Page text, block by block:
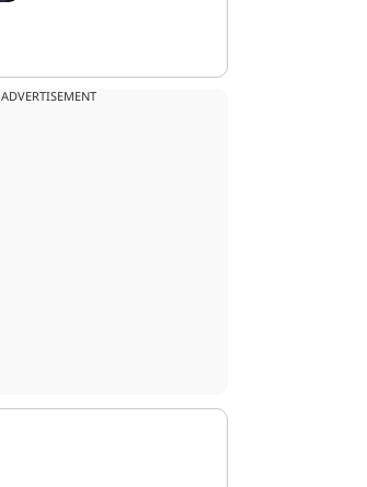
ADVERTISEMENT